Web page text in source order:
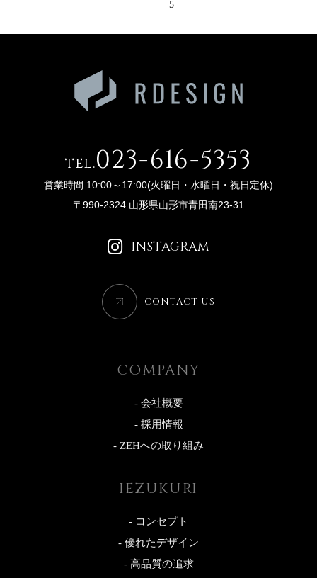
5
tel.023-616-5353
営業時間 10:00～17:00(火曜日・水曜日・祝日定休)
〒990-2324 山形県山形市青田南23-31
INSTAGRAM
CONTACT US
COMPANY
- 会社概要
- 採用情報
- ZEHへの取り組み
IEZUKURI
- コンセプト
- 優れたデザイン
- 高品質の追求